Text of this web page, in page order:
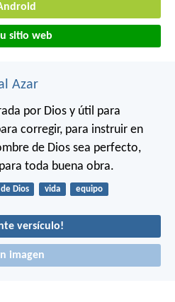
sitio web
Azar
por Dios y útil para
corregir, para instruir en
de Dios sea perfecto,
toda buena obra.
Dios vida equipo
versículo!
imagen